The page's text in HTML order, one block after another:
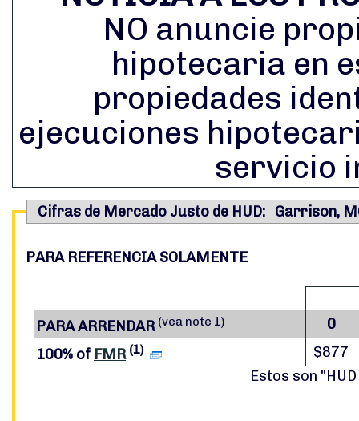
NO anuncie
hipotecaria en
propiedades
ejecuciones
servicio
Cifras de Mercado Justo de HUD: Garrison,
PARA REFERENCIA SOLAMENTE
PARA ARRENDAR (vea note 1)
0
100% of FMR (1)
$877
Estos son